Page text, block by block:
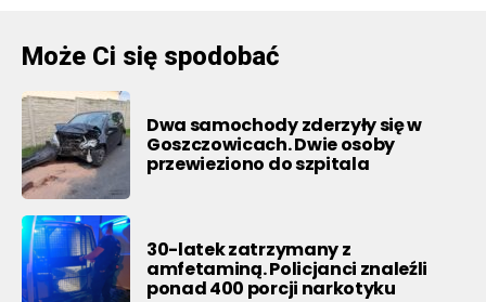
Może Ci się spodobać
Dwa samochody zderzyły się w
Goszczowicach. Dwie osoby
przewieziono do szpitala
30-latek zatrzymany z
amfetaminą. Policjanci znaleźli
ponad 400 porcji narkotyku